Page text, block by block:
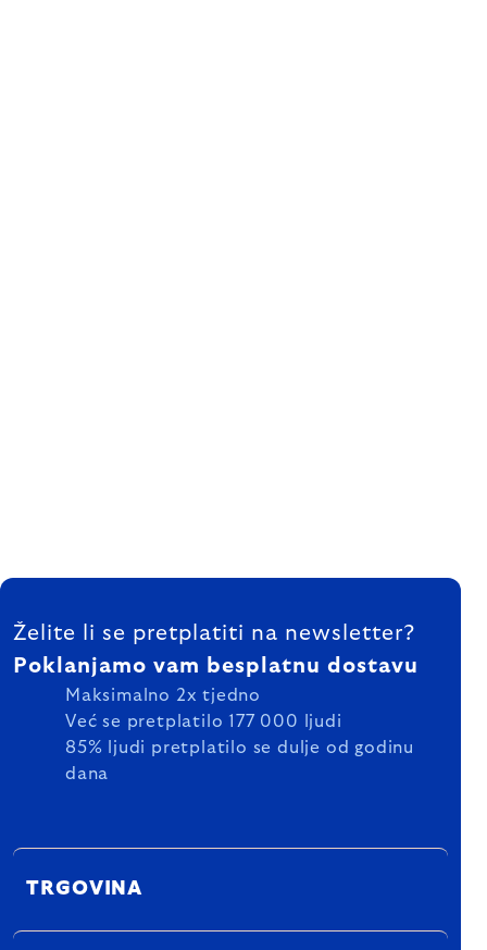
FOOTER
Želite li se pretplatiti na newsletter?
Poklanjamo vam besplatnu dostavu
Maksimalno 2x tjedno
Već se pretplatilo 177 000 ljudi
85% ljudi pretplatilo se dulje od godinu
dana
TRGOVINA